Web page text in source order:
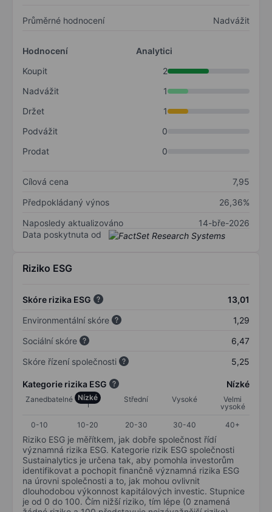
Průměrné hodnocení Nadvážit
Hodnocení
Analytici
Koupit
2
Nadvážit
1
Držet
1
Podvážit
0
Prodat
0
Cílová cena
7,95
Předpokládaný výnos
26,36%
Naposledy aktualizováno
14-bře-2026
Data poskytnuta od
Riziko ESG
Skóre rizika ESG
13,01
Environmentální skóre
1,29
Sociální skóre
6,47
Skóre řízení společnosti
5,25
Kategorie rizika ESG Nízké
Zanedbatelné Nízké Střední Vysoké
Velmi
vysoké
0-10
10-20 20-30 30-40 40+
Riziko ESG je měřítkem, jak dobře společnost řídí
významná rizika ESG. Kategorie rizik ESG společnosti
Sustainalytics je určena tak, aby pomohla investorům
identifikovat a pochopit finančně významná rizika ESG
na úrovni společnosti a to, jak mohou ovlivnit
dlouhodobou výkonnost kapitálových investic. Stupnice
je od 0 do 100. Čím nižší riziko, tím lépe (0 znamená